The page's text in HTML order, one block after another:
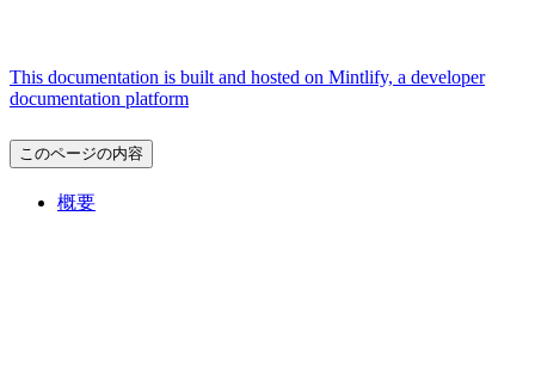
This documentation is built and hosted on Mintlify, a developer
documentation platform
このページの内容
概要